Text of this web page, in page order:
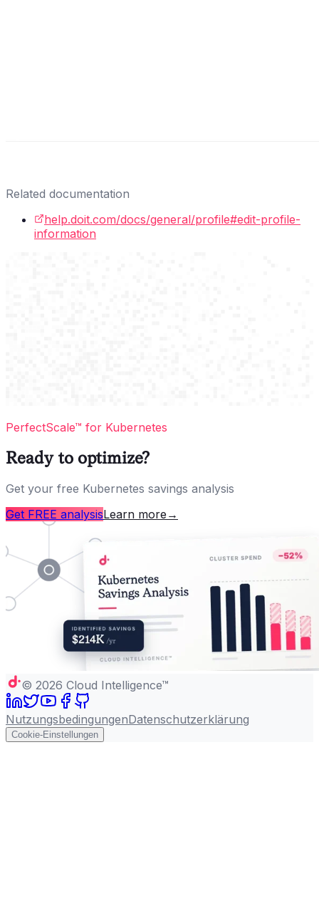
Related documentation
help.doit.com/docs/general/profile#edit-profile-
information
PerfectScale™ for Kubernetes
Ready to optimize?
Get your free Kubernetes savings analysis
Get FREE analysisLearn more →
© 2026 Cloud Intelligence™
NutzungsbedingungenDatenschutzerklärung
Cookie-Einstellungen